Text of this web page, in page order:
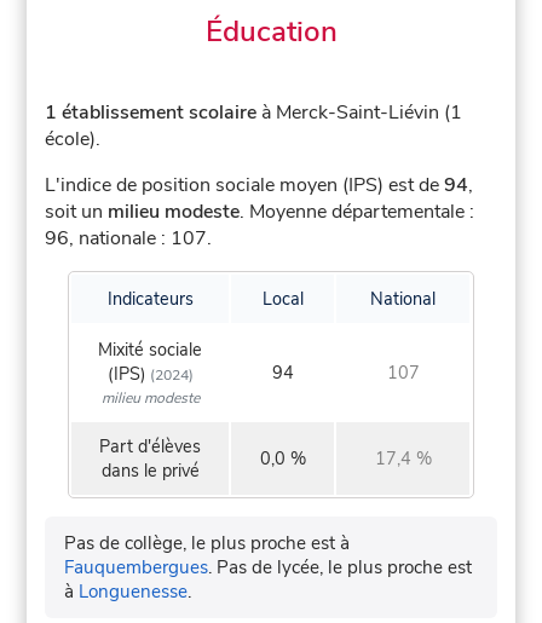
Éducation
1 établissement scolaire à Merck-Saint-Liévin (1
école).
L'indice de position sociale moyen (IPS) est de94,
soit un milieu modeste. Moyenne départementale :
96, nationale : 107.
Indicateurs Local National
Mixité sociale
(IPS) (2024)
milieu modeste
94 107
Part d'élèves
dans le privé
0,0 % 17,4 %
Pas de collège, le plus proche est à
Fauquembergues. Pas de lycée, le plus proche est
à Longuenesse.